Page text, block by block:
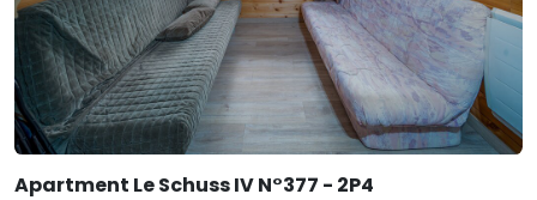
Apartment Le Schuss IV N°377 - 2P4